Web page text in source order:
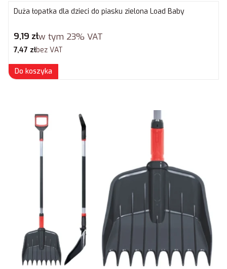
Duża łopatka dla dzieci do piasku zielona Load Baby
Cena brutto
9,19 złw tym 23% VAT
Cena netto
7,47 złbez VAT
Do koszyka